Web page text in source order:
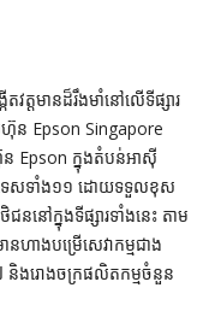
ត្តមានដ៏រឹងមាំនៅលើទីផ្សារ
ន Epson Singapore
ន Epson ក្នុងតំបន់អាស៊ី
ទេសទាំង១១ ដោយទទួលខុស
នៅក្នុងទីផ្សារទាំងនេះ តាម
ហាងបម្រើសេវាកម្មជាង
ងរោងចក្រផលិតកម្មចំនួន